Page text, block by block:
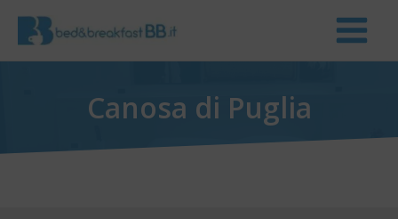
Canosa di Puglia